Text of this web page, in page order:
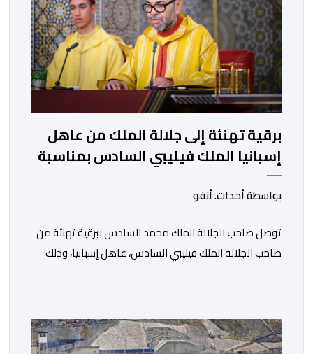
برقية تهنئة إلى جلالة الملك من عاهل
إسبانيا الملك فيليبي السادس بمناسبة
عيد العرش المجيد
بواسطة أحداث. أنفو
توصل صاحب الجلالة الملك محمد السادس ببرقية تهنئة من
صاحب الجلالة الملك فيليبي السادس، عاهل إسبانيا، وذلك
باسمه الخاص وباسم الحكومة والشعب الإسبانيين، عن أحر
تهانيه وأطيب تمنياته بالسعادة والصحة لشقيقه جلالة